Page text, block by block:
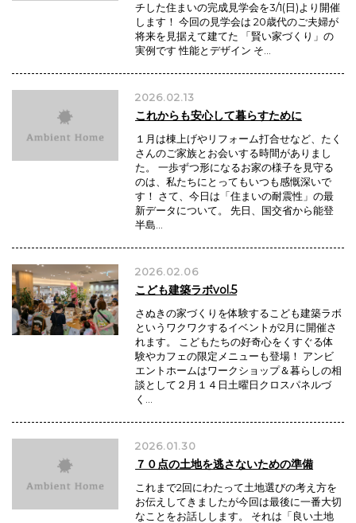
チした住まいの完成見学会を3/1(日)より開催
します！ 今回の見学会は 20歳代のご夫婦が
将来を見据えて建てた 「賢い家づくり」の
実例です 性能とデザイン そ…
2026.02.13
これからも安心して暮らすために
１月は棟上げやリフォーム打合せなど、たく
さんのご家族とお会いする時間がありまし
た。 一歩ずつ形になるお家の様子を見守る
のは、私たちにとってもいつも感慨深いで
す！ さて、今日は「住まいの耐震性」の最
新データについて。 先日、国交省から能登
半島…
2026.02.06
こども建築ラボvol.5
さぬきの家づくりを体験するこども建築ラボ
というワクワクするイベントが2月に開催さ
れます。 こどもたちの好奇心をくすぐる体
験やカフェの限定メニューも登場！ アンビ
エントホームはワークショップ＆暮らしの相
談として２月１４日土曜日クロスパネルづ
く…
2026.01.30
７０点の土地を逃さないための準備
これまで2回にわたって土地選びの考え方を
お伝えしてきましたが今回は最後に一番大切
なことをお話しします。 それは「良い土地